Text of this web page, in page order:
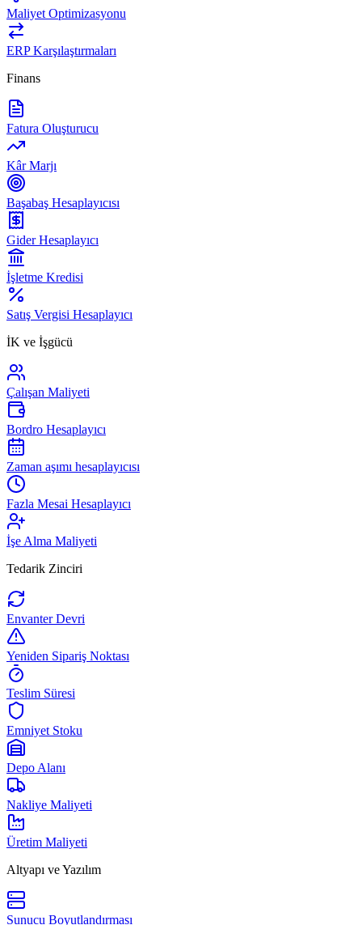
Maliyet Optimizasyonu
ERP Karşılaştırmaları
Finans
Fatura Oluşturucu
Kâr Marjı
Başabaş Hesaplayıcısı
Gider Hesaplayıcı
İşletme Kredisi
Satış Vergisi Hesaplayıcı
İK ve İşgücü
Çalışan Maliyeti
Bordro Hesaplayıcı
Zaman aşımı hesaplayıcısı
Fazla Mesai Hesaplayıcı
İşe Alma Maliyeti
Tedarik Zinciri
Envanter Devri
Yeniden Sipariş Noktası
Teslim Süresi
Emniyet Stoku
Depo Alanı
Nakliye Maliyeti
Üretim Maliyeti
Altyapı ve Yazılım
Sunucu Boyutlandırması